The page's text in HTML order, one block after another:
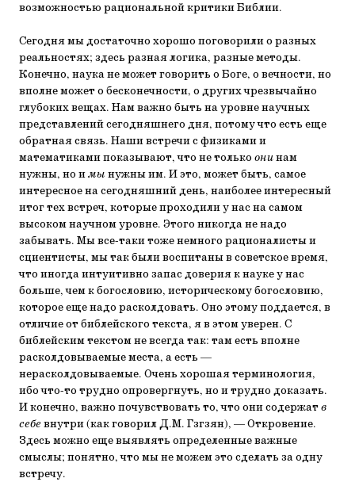
возможностью рациональной критики Библии.
Сегодня мы достаточно хорошо поговорили о разных
реальностях; здесь разная логика, разные методы.
Конечно, наука не может говорить о Боге, о вечности, но
вполне может о бесконечности, о других чрезвычайно
глубоких вещах. Нам важно быть на уровне научных
представлений сегодняшнего дня, потому что есть еще
обратная связь. Наши встречи с физиками и
математиками показывают, что не только онинам
нужны, но имы нужны им. И это, может быть, самое
интересное на сегодняшний день, наиболее интересный
итог тех встреч, которые проходили у нас на самом
высоком научном уровне. Этого никогда не надо
забывать. Мы все-таки тоже немного рационалисты и
сциентисты, мы так были воспитаны в советское время,
что иногда интуитивно запас доверия к науке у нас
больше, чем к богословию, историческому богословию,
которое еще надо расколдовать. Оно этому поддается, в
отличие от библейского текста, я в этом уверен. С
библейским текстом не всегда так: там есть вполне
расколдовываемые места, а есть —
нерасколдовываемые. Очень хорошая терминология,
ибо что-то трудно опровергнуть, но и трудно доказать.
И конечно, важно почувствовать то, что они содержатв
себевнутри (как говорил Д.М. Гзгзян), — Откровение.
Здесь можно еще выявлять определенные важные
смыслы; понятно, что мы не можем это сделать за одну
встречу.